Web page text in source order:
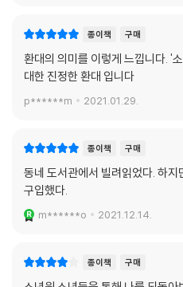
체적이고 개별적인 존재로서 이들을
음도 갖지 않았을 것이다. 작가는 소
하거나 과장해서 들려주지 않는다.
는 전제를 결코 잊지 않는다.
해자인 소년을 영원히 가둘 수 있다
죗값을 치르게 하면 된다. 하지만 그
으로, 무엇보다 영혼을 지닌 하나의
것이 죗값을 치르는 그 ‘너머’를 생각
덤덤하게 기록한 이 책은 묵직한 감
종이책 구매
환대의 의미를 이렇게 느낍니다. '
대한 진정한 환대 입니다
p******m 2021.01.29.
종이책 구매
동네 도서관에서 빌려읽었다. 하지
구입했다.
m******o 2021.12.14.
종이책 구매